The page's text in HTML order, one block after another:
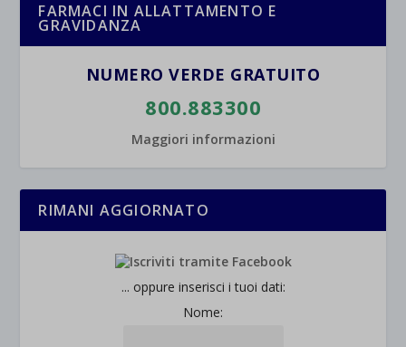
FARMACI IN ALLATTAMENTO E
GRAVIDANZA
NUMERO VERDE GRATUITO
800.883300
Maggiori informazioni
RIMANI AGGIORNATO
... oppure inserisci i tuoi dati:
Nome: